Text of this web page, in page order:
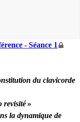
- Séance 1
du clavicorde
revisité»
la dynamique de